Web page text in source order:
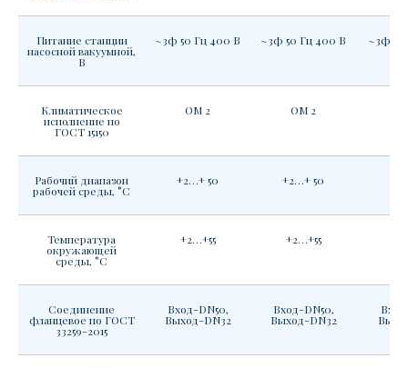
Питание станции
насосной вакуумной,
В
~3ф 50 Гц 400 В ~3ф 50 Гц 400 В ~3ф 50
Климатическое
исполнение по
ГОСТ 15150
ОМ 2 ОМ 2
Рабочий диапазон
рабочей среды, °С
+2…+ 50 +2…+ 50
Температура
окружающей
среды, °С
+2…+55 +2…+55
Соединение
фланцевое по ГОСТ
33259-2015
Вход-DN50,
Выход-DN32
Вход-DN50,
Выход-DN32